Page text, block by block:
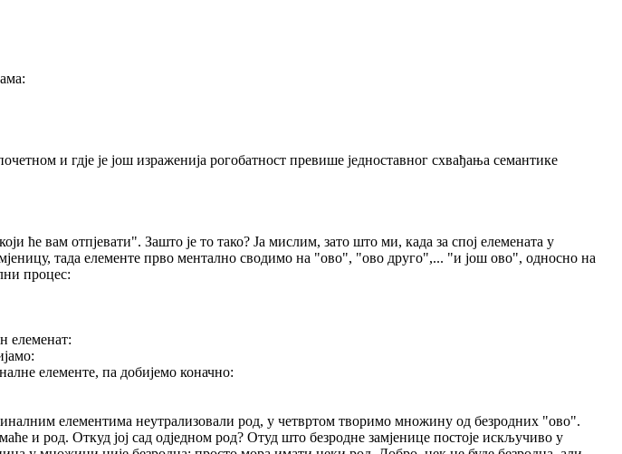
и гдје је још израженија рогобатност превише једноставног схвађања семантике
ће вам отпјевати". Зашто је то тако? Ја мислим, зато што ми, када за спој елемената у
тада елементе прво ментално сводимо на "ово", "ово друго",... "и још ово", односно на
процес:
елеменат:
елементе, па добијемо коначно:
елементима неутрализовали род, у четвртом творимо множину од безродних "ово".
и род. Откуд јој сад одједном род? Отуд што безродне замјенице постоје искључиво у